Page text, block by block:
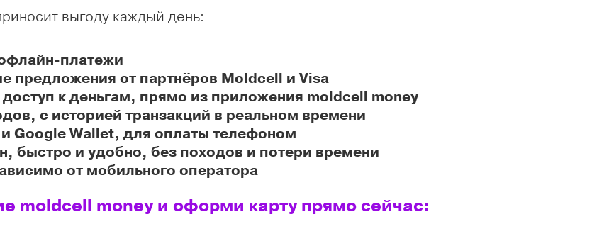
выгоду каждый день:
платежи
предложения от партнёров Moldcell и Visa
к деньгам, прямо из приложения moldcell money
с историей транзакций в реальном времени
Google Wallet, для оплаты телефоном
быстро и удобно, без походов и потери времени
от мобильного оператора
moldcell money и оформи карту прямо сейчас: